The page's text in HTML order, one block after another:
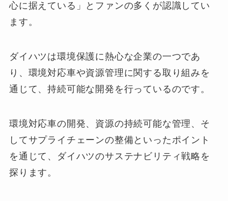
心に据えている」とファンの多くが認識してい
ます。
ダイハツは環境保護に熱心な企業の一つであ
り、環境対応車や資源管理に関する取り組みを
通じて、持続可能な開発を行っているのです。
環境対応車の開発、資源の持続可能な管理、そ
してサプライチェーンの整備といったポイント
を通じて、ダイハツのサステナビリティ戦略を
探ります。